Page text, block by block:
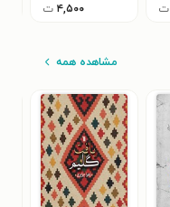
ت ۴,۵۰۰ ت
مشاهده همه